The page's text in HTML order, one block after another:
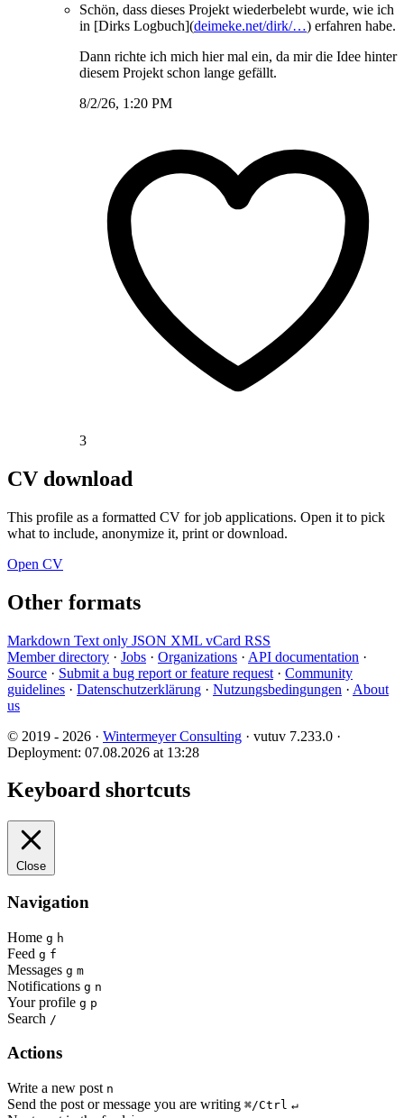
Schön, dass dieses Projekt wiederbelebt wurde, wie ich
in [Dirks Logbuch](deimeke.net/dirk/…) erfahren habe.
Dann richte ich mich hier mal ein, da mir die Idee hinter
diesem Projekt schon lange gefällt.
8/2/26, 1:20 PM
3
CV download
This profile as a formatted CV for job applications. Open it to pick
what to include, anonymize it, print or download.
Open CV
Other formats
Markdown Text only JSON XML vCard RSS
Member directory · Jobs · Organizations · API documentation ·
Source · Submit a bug report or feature request · Community
guidelines · Datenschutzerklärung · Nutzungsbedingungen · About
us
© 2019 - 2026 · Wintermeyer Consulting · vutuv 7.233.0 ·
Deployment: 07.08.2026 at 13:28
Keyboard shortcuts
Close
Navigation
Home g h
Feed g f
Messages g m
Notifications g n
Your profile g p
Search /
Actions
Write a new post n
Send the post or message you are writing ⌘/Ctrl ↵